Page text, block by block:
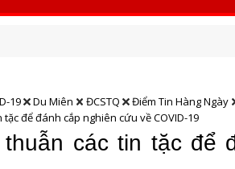
19 Du Miên ĐCSTQ Điểm Tin Hàng Ngày
để đánh cắp nghiên cứu về COVID-19
các tin tặc để